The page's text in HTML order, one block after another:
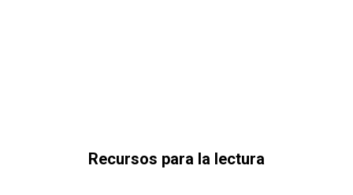
Recursos para la lectura